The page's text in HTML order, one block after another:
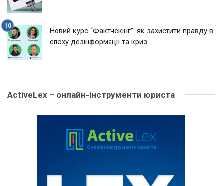
Новий курс “Фактчекінг”: як захистити правду в
епоху дезінформації та криз
ActiveLex – онлайн-інструменти юриста